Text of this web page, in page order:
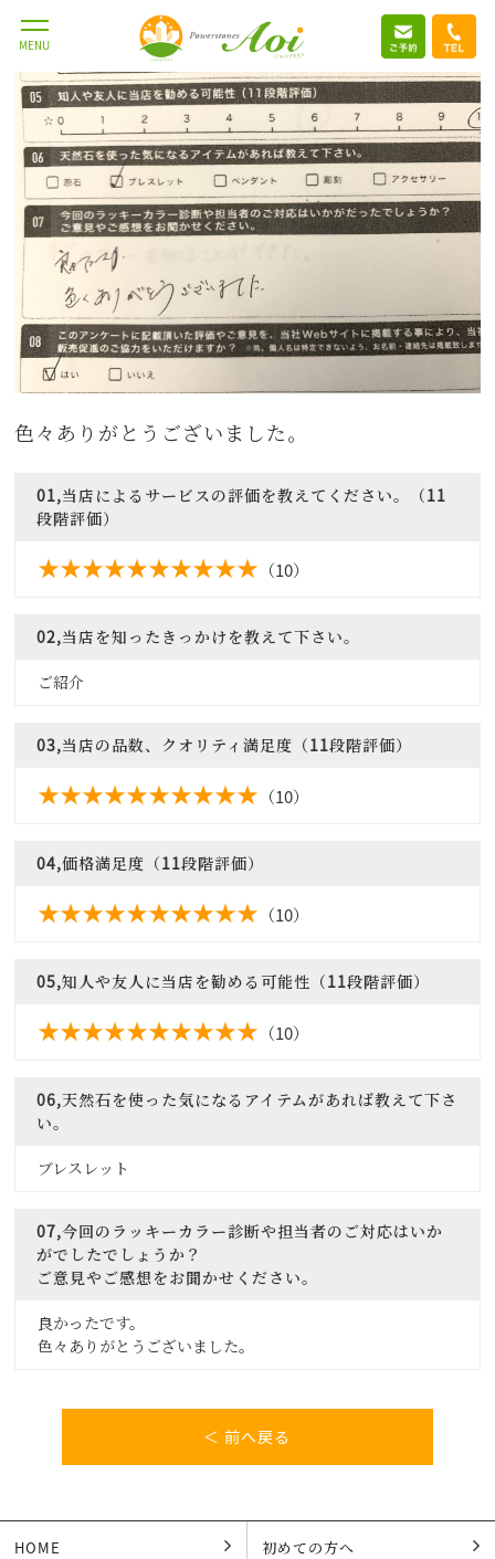
MENU
色々ありがとうございました。
01,当店によるサービスの評価を教えてください。（11
段階評価）
（10）
02,当店を知ったきっかけを教えて下さい。
ご紹介
03,当店の品数、クオリティ満足度（11段階評価）
（10）
04,価格満足度（11段階評価）
（10）
05,知人や友人に当店を勧める可能性（11段階評価）
（10）
06,天然石を使った気になるアイテムがあれば教えて下さ
い。
ブレスレット
07,今回のラッキーカラー診断や担当者のご対応はいか
がでしたでしょうか？
ご意見やご感想をお聞かせください。
良かったです。
色々ありがとうございました。
＜ 前へ戻る
HOME 初めての方へ